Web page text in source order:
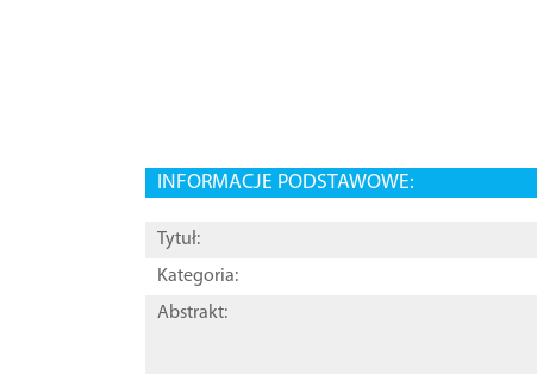
INFORMACJE PODSTAWOWE:
Tytuł:
Kategoria:
Abstrakt: